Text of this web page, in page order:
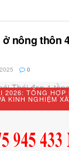
nông thôn
0
2026: TỔNG HỢP
KINH NGHIỆM